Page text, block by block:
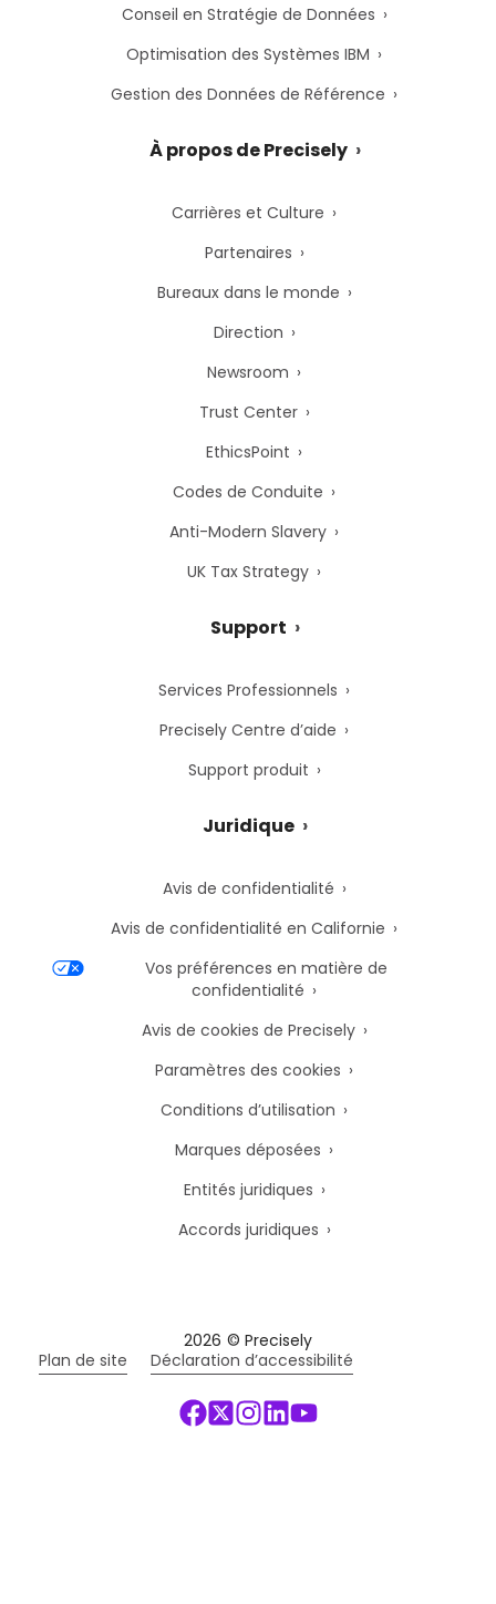
Conseil en Stratégie de Données
Optimisation des Systèmes IBM
Gestion des Données de Référence
À propos de Precisely
Carrières et Culture
Partenaires
Bureaux dans le monde
Direction
Newsroom
Trust Center
EthicsPoint
Codes de Conduite
Anti-Modern Slavery
UK Tax Strategy
Support
Services Professionnels
Precisely Centre d’aide
Support produit
Juridique
Avis de confidentialité
Avis de confidentialité en Californie
Vos préférences en matière de
confidentialité
Avis de cookies de Precisely
Paramètres des cookies
Conditions d’utilisation
Marques déposées
Entités juridiques
Accords juridiques
2026 © Precisely
Plan de site
Déclaration d’accessibilité